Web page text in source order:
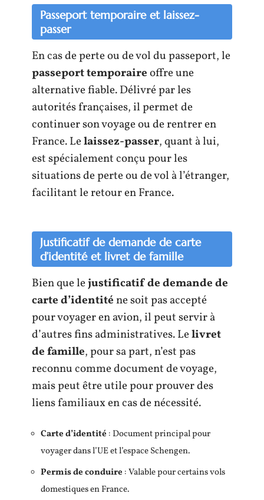
Passeport temporaire et laissez-
passer
En cas de perte ou de vol du passeport, le
passeport temporaireoffre une
alternative fiable. Délivré par les
autorités françaises, il permet de
continuer son voyage ou de rentrer en
France. Lelaissez-passer, quant à lui,
est spécialement conçu pour les
situations de perte ou de vol à l’étranger,
facilitant le retour en France.
Justificatif de demande de carte
d’identité et livret de famille
Bien que lejustificatif de demande de
carte d’identiténe soit pas accepté
pour voyager en avion, il peut servir à
d’autres fins administratives. Lelivret
de famille, pour sa part, n’est pas
reconnu comme document de voyage,
mais peut être utile pour prouver des
liens familiaux en cas de nécessité.
Carte d’identité : Document principal pour
voyager dans l’UE et l’espace Schengen.
Permis de conduire : Valable pour certains vols
domestiques en France.